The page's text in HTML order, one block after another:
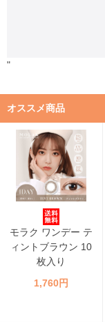
"
オススメ商品
モラク ワンデー テ
ィントブラウン 10
枚入り
1,760円